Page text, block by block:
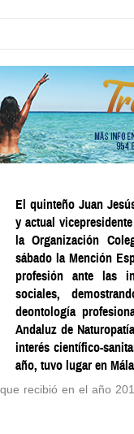
El quinteño Juan
y actual
la Organización
sábado la Mención
profesión ante las
sociales,
deontología
Andaluz de
interés científico-
año, tuvo lugar en
recibió en el año